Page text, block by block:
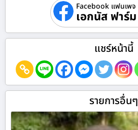
Facebook แฟนเพจ
เอกนัส ฟาร์ม
แชร์หน้านี้
รายการอื่นๆ